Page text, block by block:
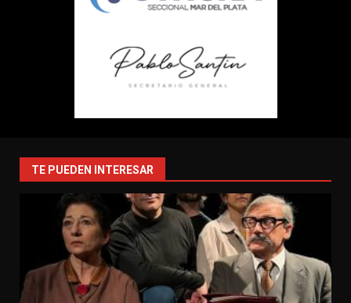
TE PUEDEN INTERESAR